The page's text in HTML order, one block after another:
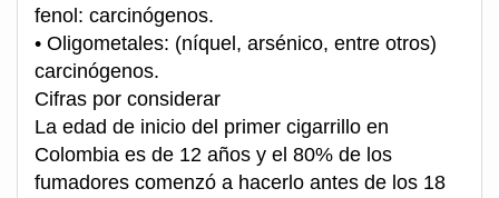
fenol: carcinógenos.
• Oligometales: (níquel, arsénico, entre otros)
carcinógenos.
Cifras por considerar
La edad de inicio del primer cigarrillo en
Colombia es de 12 años y el 80% de los
fumadores comenzó a hacerlo antes de los 18